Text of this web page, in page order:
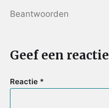
Beantwoorden
Geef een reactie
Reactie *